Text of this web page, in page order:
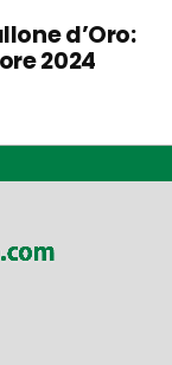
d’Oro:
2024